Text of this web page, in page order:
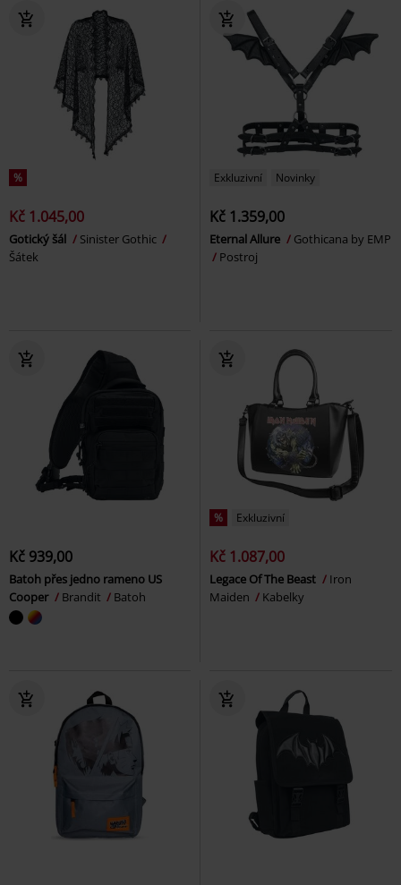
%
Kč 1.045,00
Gotický šál
Sinister Gothic
Šátek
Exkluzivní Novinky
Kč 1.359,00
Eternal Allure
Gothicana by EMP
Postroj
Kč 939,00
Batoh přes jedno rameno US
Cooper
Brandit Batoh
% Exkluzivní
Kč 1.087,00
Legace Of The Beast
Iron
Maiden
Kabelky